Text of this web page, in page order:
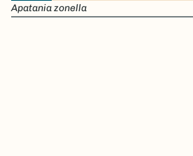
Apatania zonella